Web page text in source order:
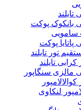
تایلند
بانکوک پوکت
سامویی
پاتایا پوکت
تور تایلند
تایلند
مالزی سنگاپور
لنکاوی